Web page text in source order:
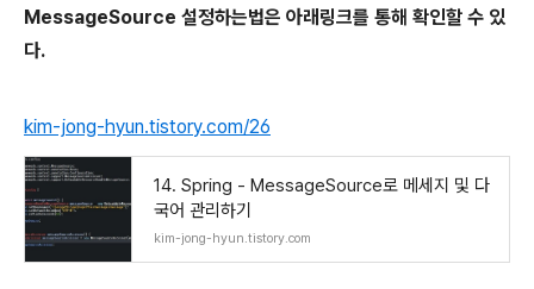
MessageSource 설정하는법은 아래링크를 통해 확인할 수 있
다.
kim-jong-hyun.tistory.com/26
14. Spring - MessageSource로 메세지 및 다
국어 관리하기
kim-jong-hyun.tistory.com